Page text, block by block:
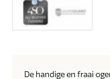
De handige en fraai